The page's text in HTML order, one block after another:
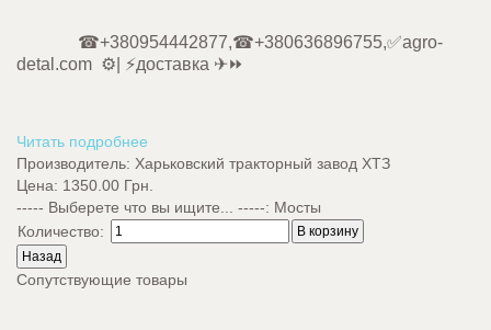
☎+380954442877,☎+380636896755,✅agro-
detal.com ⚙️| ⚡доставка ✈⏩
Читать подробнее
Производитель: Харьковский тракторный завод ХТЗ
Цена: 1350.00 Грн.
----- Выберете что вы ищите... -----: Мосты
Количество:
Сопутствующие товары